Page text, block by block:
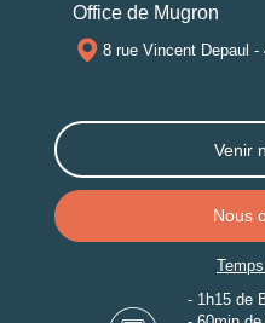
Office de Mugron
8 rue Vincent Depaul -
Venir
Nous
Temps
- 1h15 de